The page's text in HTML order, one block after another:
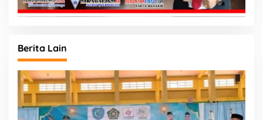
Berita Lain